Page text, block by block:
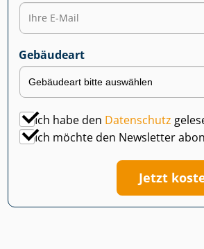
Gebäudeart
Ich habe den Datenschutz
Ich möchte den Newsletter
Jetzt